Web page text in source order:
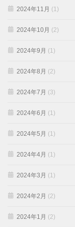
2024年11月 (1)
2024年10月 (2)
2024年9月 (1)
2024年8月 (2)
2024年7月 (3)
2024年6月 (1)
2024年5月 (1)
2024年4月 (1)
2024年3月 (1)
2024年2月 (2)
2024年1月 (2)